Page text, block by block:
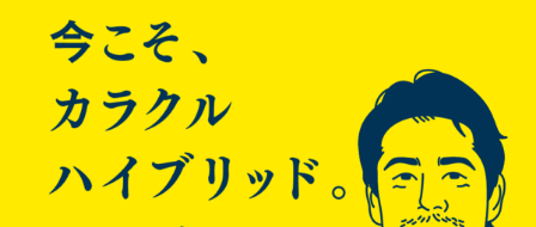
ン）。。
一昔前は、PCのWEBサイトのブックマークとか、URL入力枠
の横辺りにさりげなく
サービスロゴが掲載されてるピクトアイコンという程度の認識